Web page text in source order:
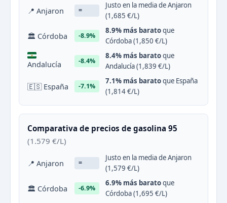
📍 Anjaron =
Justo en la media de Anjaron
(1,685 €/L)
🏛 Córdoba -8.9%
8.9% más baratoque
Córdoba (1,850 €/L)
Andalucía -8.4%
8.4% más baratoque
Andalucía (1,839 €/L)
🇪🇸 España -7.1%
7.1% más baratoque España
(1,814 €/L)
Comparativa de precios de gasolina 95
(1.579 €/L)
📍 Anjaron =
Justo en la media de Anjaron
(1,579 €/L)
🏛 Córdoba -6.9%
6.9% más baratoque
Córdoba (1,695 €/L)